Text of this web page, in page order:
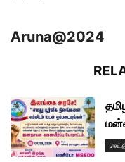
Aruna@2024